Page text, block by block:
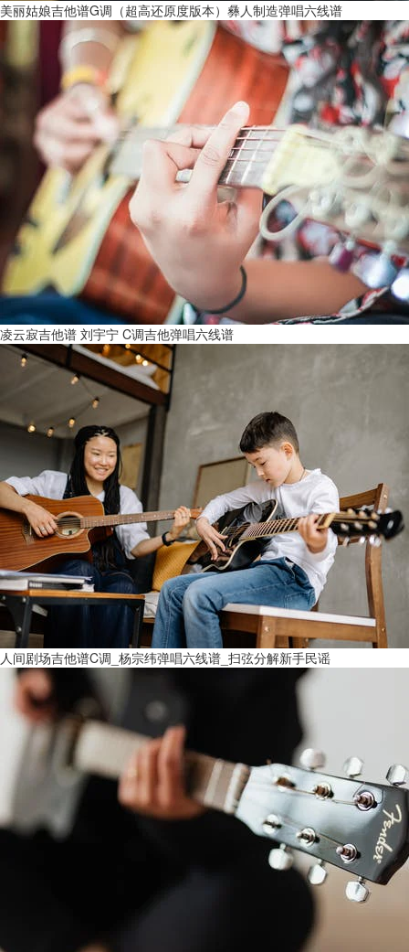
美丽姑娘吉他谱G调（超高还原度版本）彝人制造弹唱六线谱
凌云寂吉他谱 刘宇宁 C调吉他弹唱六线谱
人间剧场吉他谱C调_杨宗纬弹唱六线谱_扫弦分解新手民谣